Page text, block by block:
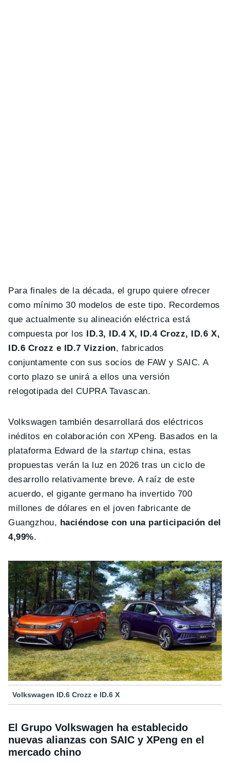
Para finales de la década, el grupo quiere ofrecer
como mínimo 30 modelos de este tipo. Recordemos
que actualmente su alineación eléctrica está
compuesta por los
ID.3, ID.4 X, ID.4 Crozz, ID.6 X,
ID.6 Crozz e ID.7 Vizzion, fabricados
conjuntamente con sus socios de FAW y SAIC. A
corto plazo se unirá a ellos una versión
relogotipada del CUPRA Tavascan.
Volkswagen también desarrollará dos eléctricos
inéditos en colaboración con XPeng. Basados en la
plataforma Edward de lastartup china, estas
propuestas verán la luz en 2026 tras un ciclo de
desarrollo relativamente breve. A raíz de este
acuerdo, el gigante germano ha invertido 700
millones de dólares en el joven fabricante de
Guangzhou, haciéndose con una participación del
4,99%.
Volkswagen ID.6 Crozz e ID.6 X
El Grupo Volkswagen ha establecido
nuevas alianzas con SAIC y XPeng en el
mercado chino